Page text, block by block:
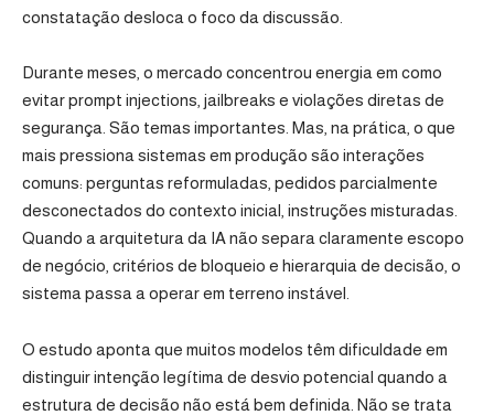
constatação desloca o foco da discussão.
Durante meses, o mercado concentrou energia em como
evitar prompt injections, jailbreaks e violações diretas de
segurança. São temas importantes. Mas, na prática, o que
mais pressiona sistemas em produção são interações
comuns: perguntas reformuladas, pedidos parcialmente
desconectados do contexto inicial, instruções misturadas.
Quando a arquitetura da IA não separa claramente escopo
de negócio, critérios de bloqueio e hierarquia de decisão, o
sistema passa a operar em terreno instável.
O estudo aponta que muitos modelos têm dificuldade em
distinguir intenção legítima de desvio potencial quando a
estrutura de decisão não está bem definida. Não se trata